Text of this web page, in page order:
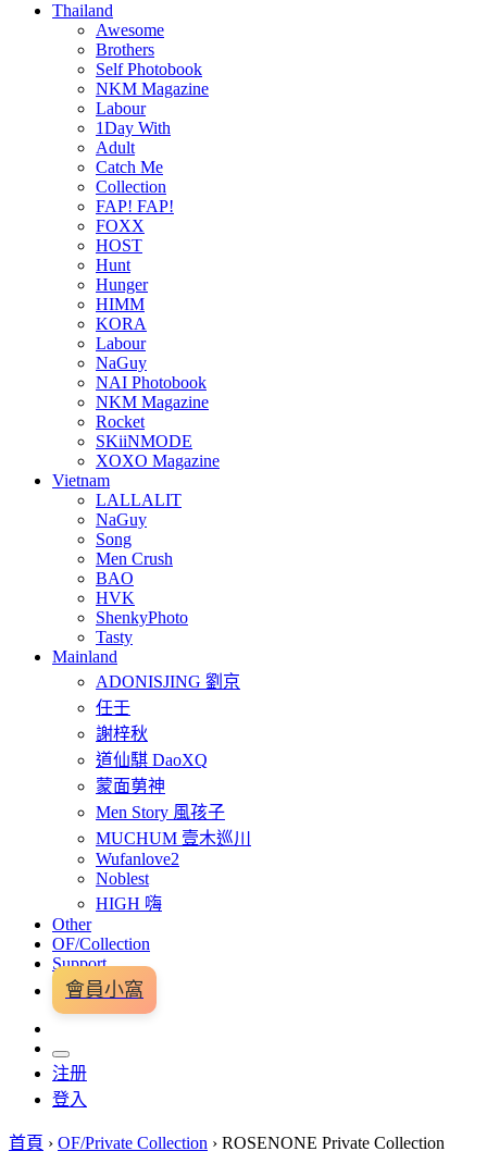
Thailand
Awesome
Brothers
Self Photobook
NKM Magazine
Labour
1Day With
Adult
Catch Me
Collection
FAP! FAP!
FOXX
HOST
Hunt
Hunger
HIMM
KORA
Labour
NaGuy
NAI Photobook
NKM Magazine
Rocket
SKiiNMODE
XOXO Magazine
Vietnam
LALLALIT
NaGuy
Song
Men Crush
BAO
HVK
ShenkyPhoto
Tasty
Mainland
ADONISJING 劉京
任壬
謝梓秋
道仙騏 DaoXQ
蒙面莮神
Men Story 風孩子
MUCHUM 壹木巡川
Wufanlove2
Noblest
HIGH 嗨
Other
OF/Collection
Support
會員小窩
注册
登入
首頁 › OF/Private Collection › ROSENONE Private Collection